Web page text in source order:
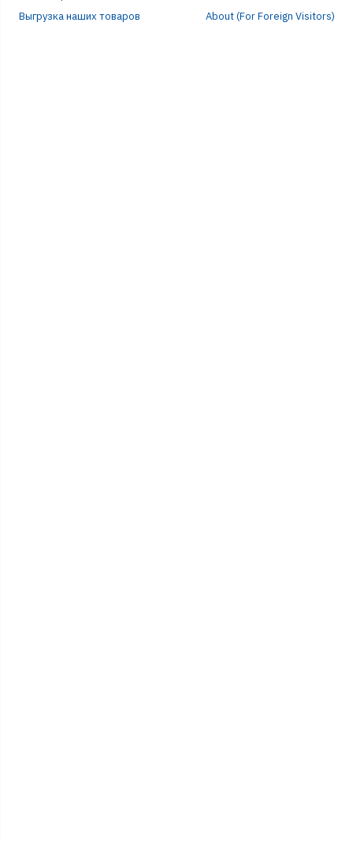
Выгрузка наших товаров
About (For Foreign Visitors)